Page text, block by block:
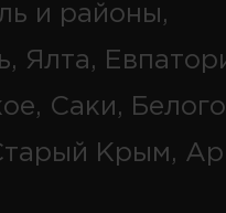
и районы,
Ялта,
Саки,
Крым,